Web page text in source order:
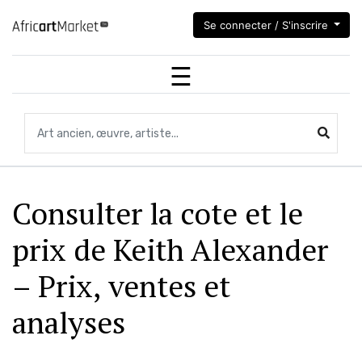
Se connecter / S'inscrire
Consulter la cote et le
prix de Keith Alexander
– Prix, ventes et
analyses